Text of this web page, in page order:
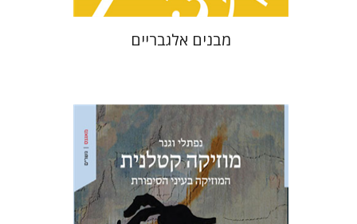
מבנים אלגבריים
נפתלי וגנר
אריאל הירשפלד